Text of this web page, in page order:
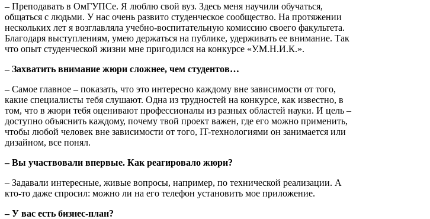
– Преподавать в ОмГУПСе. Я люблю свой вуз. Здесь меня научили обучаться,
общаться с людьми. У нас очень развито студенческое сообщество. На протяжении
нескольких лет я возглавляла учебно-воспитательную комиссию своего факультета.
Благодаря выступлениям, умею держаться на публике, удерживать ее внимание. Так
что опыт студенческой жизни мне пригодился на конкурсе «У.М.Н.И.К.».
– Захватить внимание жюри сложнее, чем студентов…
– Самое главное – показать, что это интересно каждому вне зависимости от того,
какие специалисты тебя слушают. Одна из трудностей на конкурсе, как известно, в
том, что в жюри тебя оценивают профессионалы из разных областей науки. И цель –
доступно объяснить каждому, почему твой проект важен, где его можно применить,
чтобы любой человек вне зависимости от того, IT-технологиями он занимается или
дизайном, все понял.
– Вы участвовали впервые. Как реагировало жюри?
– Задавали интересные, живые вопросы, например, по технической реализации. А
кто-то даже спросил: можно ли на его телефон установить мое приложение.
– У вас есть бизнес-план?